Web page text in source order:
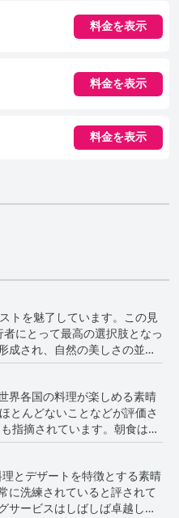
料金を表示
料金を表示
料金を表示
トを魅了しています。この見
にとって最高の選択肢となっ
成され、自然の美しさの並外
セスしやすいままでありな
ら見える緑豊かな景色をゲス
さを融合させた理想的な隠れ
界各国の料理が楽しめる素晴
とんどないことなどが評価さ
ルーツの質の低さを指摘する
ビューもいくつかあり、朝
のの、多くの人がボリューム
とデザートを特徴とする素晴
に洗練されていると評されて
サービスはしばしば卓越して